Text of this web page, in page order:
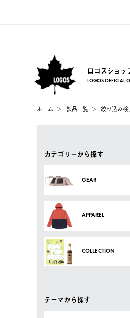
ロゴスショッ
LOGOS OFFICIAL
ホーム 製品一覧 絞り込み検
カテゴリーから探す
GEAR
APPAREL
COLLECTION
テーマから探す